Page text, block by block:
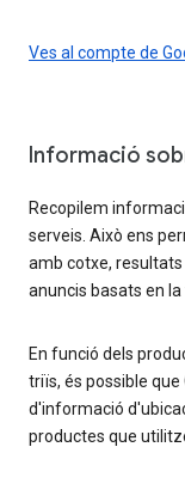
Ves al compte de
Informació
Recopilem
serveis. Això ens
amb cotxe, resultats
anuncis basats en
En funció dels
triïs, és possible
d'informació
productes que